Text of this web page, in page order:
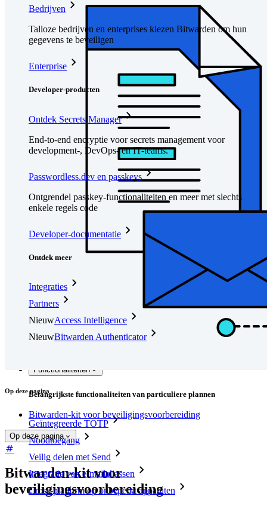
Bedrijven
Talloze bedrijven en enterprises kiezen Bitwarden om hun
gegevens te beveiligen
Enterprise
Developer-producten
Ontdek Secrets Manager
End-to-end encryptie voor secrets management voor
development-, DevOps- en IT-teams.
Passwordless.dev en passkeys
Ontgrendel passkey-functionaliteiten en meer met slechts
enkele regels code
Developer-documentatie
Ontdek meer
Integraties
Partners
NieuwAccess Intelligence
NieuwBitwarden Authenticator
Functionaliteiten
Belangrijkste functionaliteiten van particuliere plannen
Geïntegreerde TOTP
Noodtoegang
Veilig delen met Send
Integratie van e-mailaliassen
Cross-platform op onbeperkt apparaten
Op deze pagina
Bitwarden-kit voor beveiligingsvoorbereiding
Op deze pagina
Bitwarden-kit voor
beveiligingsvoorbereiding